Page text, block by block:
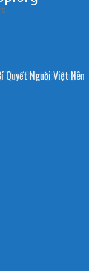
Thật Bất Ngờ Đằng
Quyết Người Việt Nên